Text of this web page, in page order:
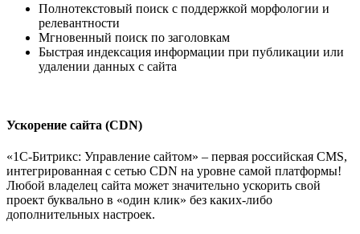
Полнотекстовый поиск с поддержкой морфологии и
релевантности
Мгновенный поиск по заголовкам
Быстрая индексация информации при публикации или
удалении данных с сайта
Ускорение сайта (CDN)
«1С-Битрикс: Управление сайтом» – первая российская CMS,
интегрированная с сетью CDN на уровне самой платформы!
Любой владелец сайта может значительно ускорить свой
проект буквально в «один клик» без каких-либо
дополнительных настроек.